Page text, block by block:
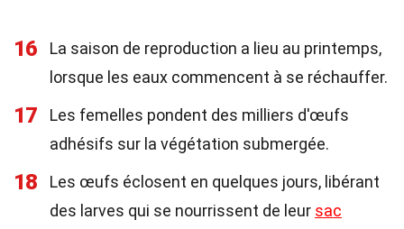
16
La saison de reproduction a lieu au printemps,
lorsque les eaux commencent à se réchauffer.
17
Les femelles pondent des milliers d'œufs
adhésifs sur la végétation submergée.
18
Les œufs éclosent en quelques jours, libérant
des larves qui se nourrissent de leur sac